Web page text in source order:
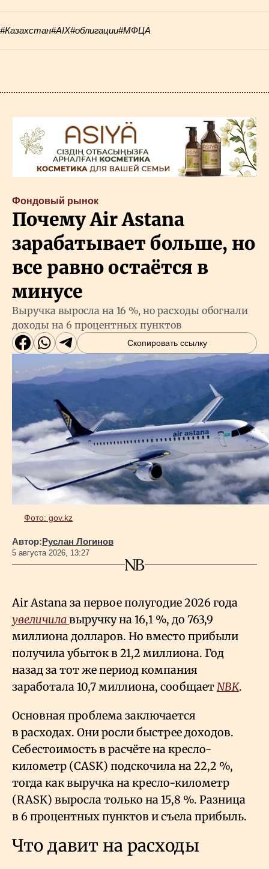
#Казахстан#AIX#облигации#МФЦА
Фондовый рынок
Почему Air Astana
зарабатывает больше, но
все равно остаётся в
минусе
Выручка выросла на 16 %, но расходы обогнали
доходы на 6 процентных пунктов
Скопировать ссылку
Фото: gov.kz
Автор:Руслан Логинов
5 августа 2026, 13:27
Air Astana за первое полугодие 2026 года
увеличилавыручку на 16,1 %, до 763,9
миллиона долларов. Но вместо прибыли
получила убыток в 21,2 миллиона. Год
назад за тот же период компания
заработала 10,7 миллиона, сообщаетNBK.
Основная проблема заключается
в расходах. Они росли быстрее доходов.
Себестоимость в расчёте на кресло-
километр (CASK) подскочила на 22,2 %,
тогда как выручка на кресло-километр
(RASK) выросла только на 15,8 %. Разница
в 6 процентных пунктов и съела прибыль.
Что давит на расходы